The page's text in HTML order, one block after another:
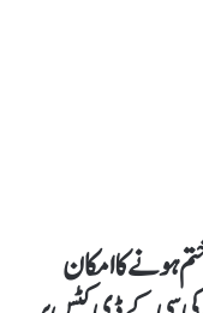
ہونے کا امکان